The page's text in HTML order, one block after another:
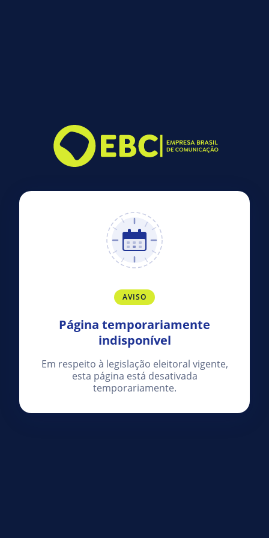
AVISO
Página temporariamente
indisponível
Em respeito à legislação eleitoral vigente,
esta página está desativada
temporariamente.